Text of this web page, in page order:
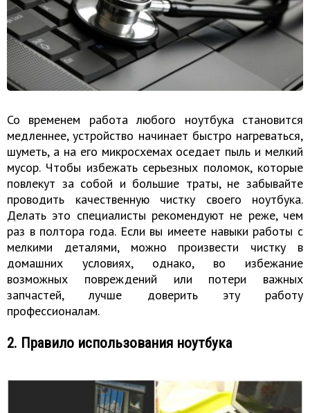
​Со временем работа любого ноутбука становится
медленнее, устройство начинает быстро нагреваться,
шуметь, а на его микросхемах оседает пыль и мелкий
мусор. Чтобы избежать серьезных поломок, которые
повлекут за собой и большие траты, не забывайте
проводить качественную чистку своего ноутбука.
Делать это специалисты рекомендуют не реже, чем
раз в полтора года. Если вы имеете навыки работы с
мелкими деталями, можно произвести чистку в
домашних условиях, однако, во избежание
возможных повреждений или потери важных
запчастей, лучше доверить эту работу
профессионалам.
2. Правило использования ноутбука